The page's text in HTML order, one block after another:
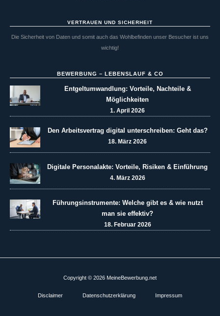
VERTRAUEN UND SICHERHEIT
Die Sicherheit von Daten und somit auch das Wohlbefinden unser Besucher ist uns
wichtig!
BEWERBUNG – LEBENSLAUF & CO
Entgeltumwandlung: Vorteile, Nachteile &
Möglichkeiten
1. April 2026
Den Arbeitsvertrag digital unterschreiben: Geht das?
18. März 2026
Digitale Personalakte: Vorteile, Risiken & Einführung
4. März 2026
Führungsinstrumente: Welche gibt es & wie nutzt
man sie effektiv?
18. Februar 2026
Copyright © 2026 MeineBewerbung.net
Disclaimer Datenschutzerklärung Impressum